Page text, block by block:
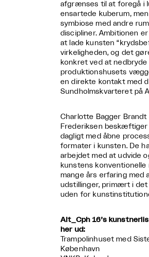
afgrænses til at foregå i
ensartede kuberum,
symbiose med andre
discipliner. Ambitionen
at lade kunsten
virkeligheden, og det
konkret ved at nedbryde
produktionshusets
en direkte kontakt med
Sundholmskvarteret på
Charlotte Bagger Brandt
Frederiksen beskæftiger
dagligt med åbne
formater i kunsten. De
arbejdet med at udvide
kunstens konventionelle
mange års erfaring med
udstillinger, primært i
uden for
Alt_Cph 16’s
her ud:
Trampolinhuset med
København